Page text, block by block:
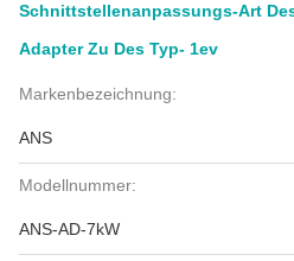
Schnittstellenanpassungs-Art
Adapter Zu Des Typ- 1ev
Markenbezeichnung:
ANS
Modellnummer:
ANS-AD-7kW